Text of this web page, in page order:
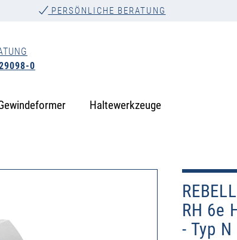
PERSÖNLICHE BERATUNG
0
Haltewerkzeuge
RH 6e
- Typ N